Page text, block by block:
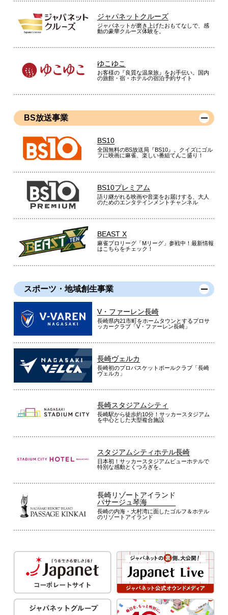
ジャパネットクルーズ
ジャパネットが磨き上げたおもてなしで、感
動の豪華クルーズ体験を。
ゆこゆこ
お客様の『良質な温泉旅』をお手伝い。国内
の旅館・宿・ホテルの宿泊予約サイト
BS放送事業
BS10
全国無料のBS放送局『BS10』。クイズにゴル
フに映画に麻雀、楽しい番組てんこ盛り！
BS10プレミアム
語り継がれる映画や音楽をお届けする、大人
のためのエンタテインメントチャンネル
BEAST X
麻雀プロリーグ「Mリーグ」参戦中！最新情報
はこちらをチェック！
スポーツ・地域創生事業
V・ファーレン長崎
長崎県内21市町をホームタウンとするプロサ
ッカークラブ「V・ファーレン長崎」
長崎ヴェルカ
長崎初のプロバスケットボールクラブ「長崎
ヴェルカ」
長崎スタジアムシティ
長崎駅から徒歩約10分！サッカースタジアム
を中心とした大型複合施設
スタジアムシティホテル長崎
日本初！サッカースタジアムビューホテルで
特別な感動とくつろぎを。
長崎リゾートアイランド
パサージュ琴海
長崎の内海・大村湾に面したゴルフ＆ホテル
のリゾートアイランド